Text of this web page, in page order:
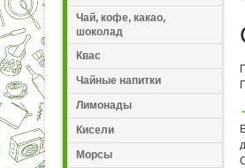
Чай, кофе, какао,
шоколад
Квас
Чайные напитки
Лимонады
Кисели
Морсы